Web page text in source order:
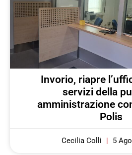
Invorio, riapre
servizi della
amministrazione
Polis
Cecilia Colli 5